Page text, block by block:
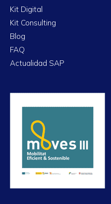
Kit Digital
Kit Consulting
Blog
FAQ
Actualidad SAP